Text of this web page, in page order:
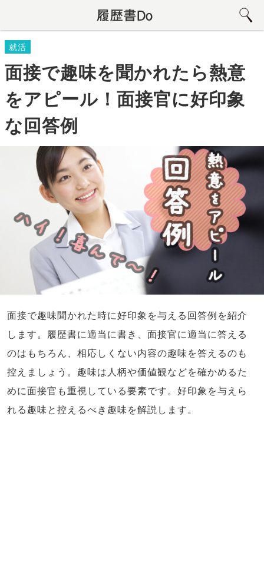
就活
面接で趣味を聞かれたら熱意
をアピール！面接官に好印象
な回答例
面接で趣味聞かれた時に好印象を与える回答例を紹介
します。履歴書に適当に書き、面接官に適当に答える
のはもちろん、相応しくない内容の趣味を答えるのも
控えましょう。趣味は人柄や価値観などを確かめるた
めに面接官も重視している要素です。好印象を与えら
れる趣味と控えるべき趣味を解説します。